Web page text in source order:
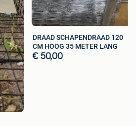
DRAAD SCHAPENDRAAD 120
CM HOOG 35 METER LANG
€ 50,00